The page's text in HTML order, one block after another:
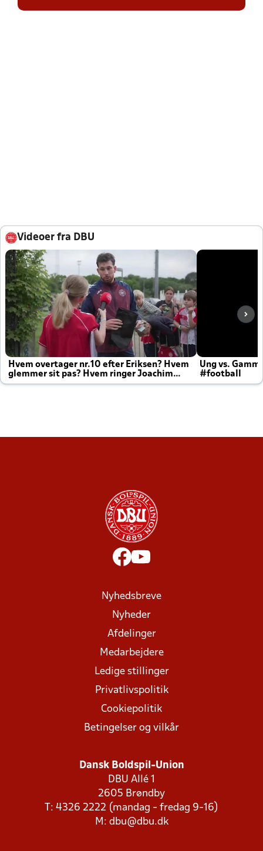
Videoer fra DBU
Hvem overtager nr.10 efter Eriksen? Hvem
glemmer sit pas? Hvem ringer Joachim
altid til efter kampe?
Ung vs.
#football
Nyhedsbreve
Nyheder
Afdelinger
Medarbejdere
Ledige stillinger
Privatlivspolitik
Cookiepolitik
Betingelser og vilkår
Dansk Boldspil-Union
DBU Allé 1
2605 Brøndby
T: 4326 2222 (mandag - fredag 9-16)
M: dbu@dbu.dk